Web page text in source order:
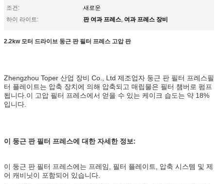
조건:
새로운
하이 라이트:
판 여과 프레스, 여과 프레스 장비
2.2kw 모터 드라이브 둥근 판 필터 프레스 고압 판
Zhengzhou Toper 산업 장비 Co., Ltd 제조업자 둥근 판 필터 프레스필
터 플레이트는 압축 장치에 의해 압축되고 매립물은 필터 챔버로 펌프
됩니다.이 고압 필터 프레스에서 얻을 수 있는 케이크 습도는 약 18%
입니다.
이 둥근 판 필터 프레스에 대한 자세한 정보:
이 둥근 판 필터 프레스에는 프레임, 필터 플레이트, 압축 시스템 및 제
어 캐비닛이 포함되어 있습니다.